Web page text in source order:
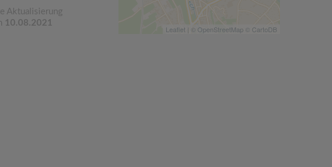
Aktualisierung
10.08.2021
Leaflet | © OpenStreetMap © CartoDB